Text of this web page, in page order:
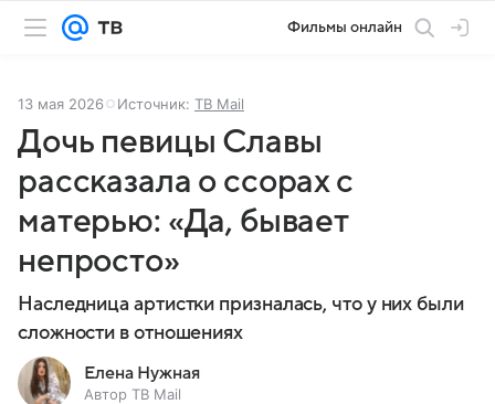
Фильмы онлайн
13 мая 2026 Источник: ТВ Mail
Дочь певицы Славы
рассказала о ссорах с
матерью: «Да, бывает
непросто»
Наследница артистки призналась, что у них были
сложности в отношениях
Елена Нужная
Автор ТВ Mail